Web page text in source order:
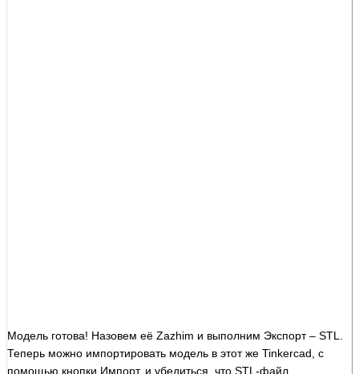
Модель готова! Назовем её Zazhim и выполним Экспорт – STL.
Теперь можно импортировать модель в этот же Tinkercad, с
помощью кнопки Импорт, и убедиться, что STL-файл